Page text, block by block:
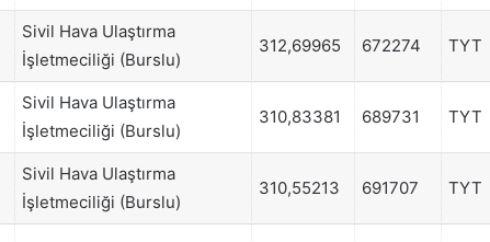
Sivil Hava Ulaştırma
İşletmeciliği (Burslu)
312,69965 672274 TYT
Sivil Hava Ulaştırma
İşletmeciliği (Burslu)
310,83381 689731 TYT
Sivil Hava Ulaştırma
İşletmeciliği (Burslu)
310,55213 691707 TYT